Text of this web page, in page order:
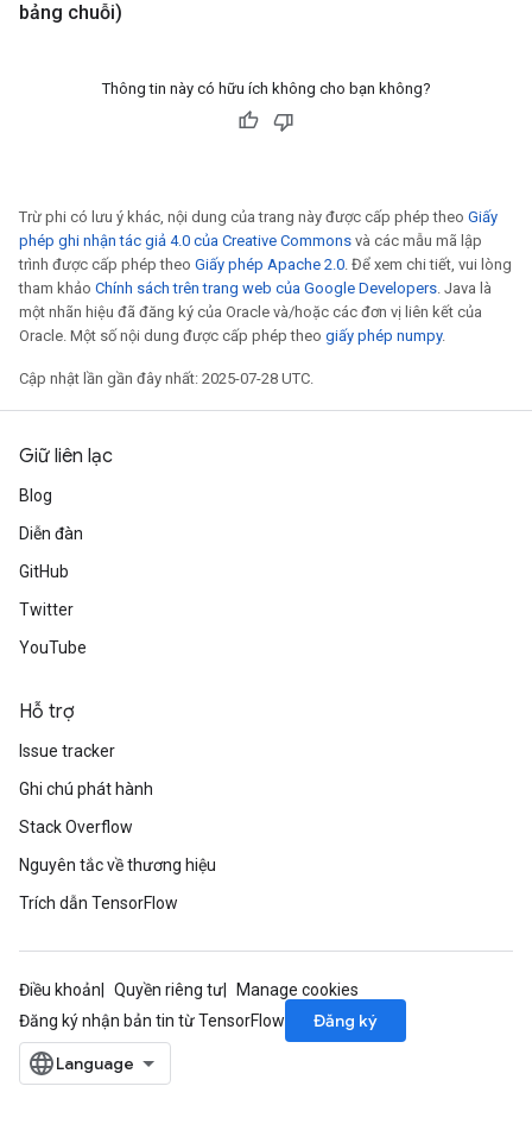
bảng chuỗi)
Thông tin này có hữu ích không cho bạn không?
Trừ phi có lưu ý khác, nội dung của trang này được cấp phép theo Giấy
phép ghi nhận tác giả 4.0 của Creative Commons và các mẫu mã lập
trình được cấp phép theo Giấy phép Apache 2.0. Để xem chi tiết, vui lòng
tham khảo Chính sách trên trang web của Google Developers. Java là
một nhãn hiệu đã đăng ký của Oracle và/hoặc các đơn vị liên kết của
Oracle. Một số nội dung được cấp phép theo giấy phép numpy.
Cập nhật lần gần đây nhất: 2025-07-28 UTC.
Giữ liên lạc
Blog
Diễn đàn
GitHub
Twitter
YouTube
Hỗ trợ
Issue tracker
Ghi chú phát hành
Stack Overflow
Nguyên tắc về thương hiệu
Trích dẫn TensorFlow
Điều khoản Quyền riêng tư
Manage cookies
Đăng ký nhận bản tin từ TensorFlow
Đăng ký